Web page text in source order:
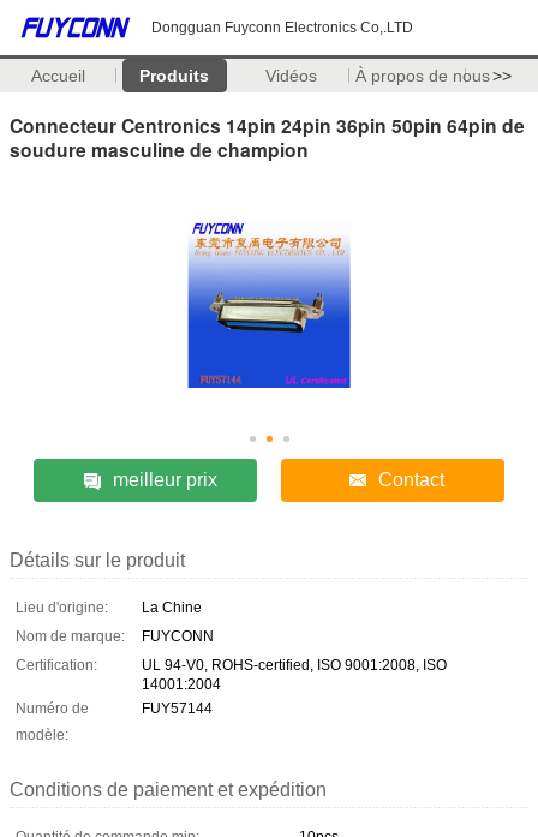
Dongguan Fuyconn Electronics Co,.LTD
Accueil Produits Vidéos À propos de nous>>
Connecteur Centronics 14pin 24pin 36pin 50pin 64pin de
soudure masculine de champion
meilleur prix Contact
Détails sur le produit
Lieu d'origine:
La Chine
Nom de marque:
FUYCONN
Certification:
UL 94-V0, ROHS-certified, ISO 9001:2008, ISO
14001:2004
Numéro de
modèle:
FUY57144
Conditions de paiement et expédition